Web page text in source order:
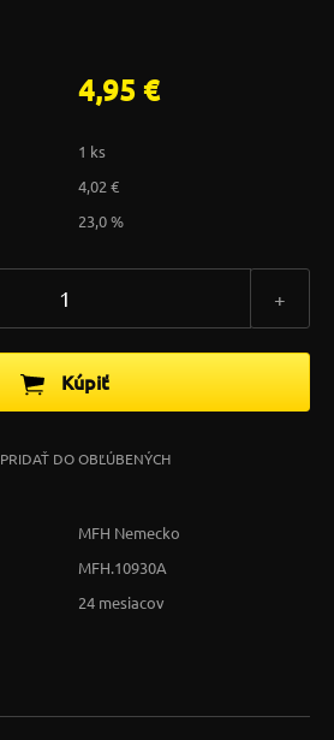
4,95 €
1 ks
4,02 €
23,0 %
+
Kúpiť
PRIDAŤ DO OBĽÚBENÝCH
MFH Nemecko
MFH.10930A
24 mesiacov